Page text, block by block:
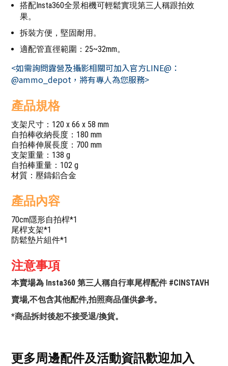
搭配Insta360全景相機可輕鬆實現第三人稱跟拍效
果。
拆裝方便，堅固耐用。
適配管直徑範圍：25~32mm。
<如需詢問露營及攝影相關可加入官方LINE@：
@ammo_depot，將有專人為您服務>
產品規格
支架尺寸：120 x 66 x 58 mm
自拍棒收納長度：180 mm
自拍棒伸展長度：700 mm
支架重量：138 g
自拍棒重量：102 g
材質：壓鑄鋁合金
產品內容
70cm隱形自拍桿*1
尾桿支架*1
防鬆墊片組件*1
注意事項
本賣場為 Insta360 第三人稱自行車尾桿配件 #CINSTAVH
賣場,不包含其他配件,拍照商品僅供參考。
*商品拆封後恕不接受退/換貨。
更多周邊配件及活動資訊歡迎加入